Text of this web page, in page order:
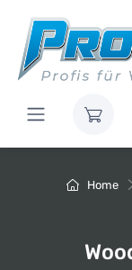
Home